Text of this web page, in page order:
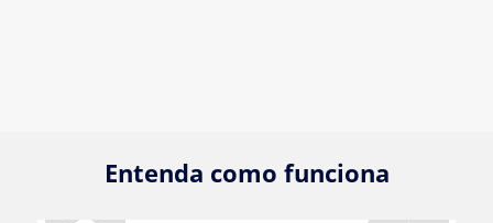
Entenda como funciona